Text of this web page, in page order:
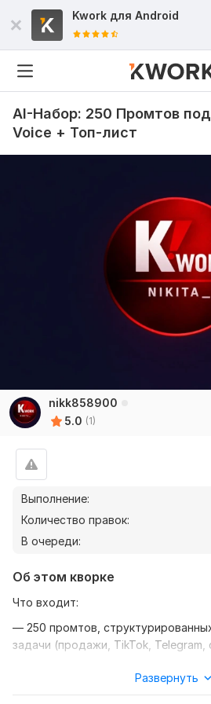
Kwork для Android
AI-Набор: 250 Промтов
Voice + Топ-лист
nikk858900
5.0 (1)
Выполнение:
Количество правок:
В очереди:
Об этом кворке
Что входит:
— 250 промтов,
задачи (продажи, TikTok, Telegram,
(официальный, дерзкий,
Развернуть